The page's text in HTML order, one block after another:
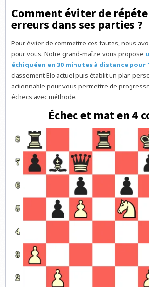
Comment éviter de
erreurs dans ses parties ?
Pour éviter de commettre ces fautes, nous
pour vous. Notre grand-maître vous propose
échiquéen en 30 minutes à distance pour
classement Elo actuel puis établit un plan
actionnable pour vous permettre de
échecs avec méthode.
Échec et mat en 4